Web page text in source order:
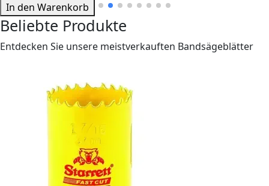
In den Warenkorb
Beliebte Produkte
Entdecken Sie unsere meistverkauften Bandsägeblätter